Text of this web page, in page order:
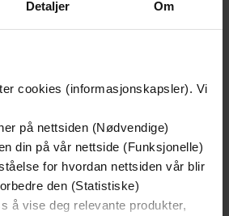
Detaljer Om
cookies (informasjonskapsler). Vi
på nettsiden (Nødvendige)
din på vår nettside (Funksjonelle)
for hvordan nettsiden vår blir
den (Statistiske)
å vise deg relevante produkter,
349,-
Jørn Lier Horst
EBOK